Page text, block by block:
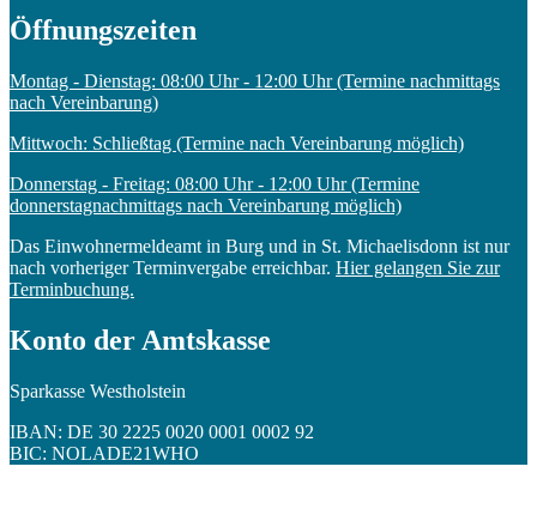
Öffnungszeiten
Montag - Dienstag: 08:00 Uhr - 12:00 Uhr (Termine nachmittags
nach Vereinbarung)
Mittwoch: Schließtag (Termine nach Vereinbarung möglich)
Donnerstag - Freitag: 08:00 Uhr - 12:00 Uhr (Termine
donnerstagnachmittags nach Vereinbarung möglich)
Das Einwohnermeldeamt in Burg und in St. Michaelisdonn ist nur
nach vorheriger Terminvergabe erreichbar. Hier gelangen Sie zur
Terminbuchung.
Konto der Amtskasse
Sparkasse Westholstein
IBAN: DE 30 2225 0020 0001 0002 92
BIC: NOLADE21WHO